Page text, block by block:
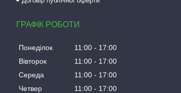
ГРАФІК РОБОТИ
Понеділок 11:00
17:00
Вівторок
11:00
17:00
Середа
11:00
17:00
Четвер
11:00
17:00